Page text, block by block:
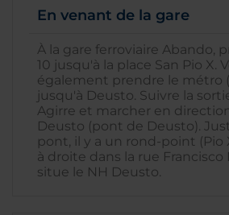
En venant de la gare
À la gare ferroviaire Abando,
10 jusqu'à la place San Pio X.
également prendre le métro
jusqu'à Deusto. Suivre la
Agirre et marcher en
Deusto (pont de Deusto).
pont, il y a un rond-point (Pio
à droite dans la rue Francisco
situe le NH Deusto.